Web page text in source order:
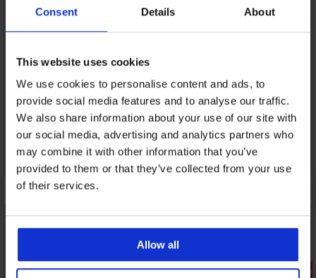
Consent Details About
This website uses cookies
We use cookies to personalise content and ads, to
provide social media features and to analyse our traffic.
We also share information about your use of our site with
our social media, advertising and analytics partners who
may combine it with other information that you’ve
provided to them or that they’ve collected from your use
of their services.
Allow all
Bestseller
Zľava -40%